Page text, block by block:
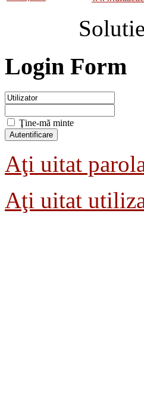
Login Form
Ţine-mă minte
Aţi uitat
Aţi uitat